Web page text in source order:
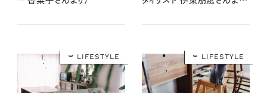
LIFESTYLE LIFESTYLE